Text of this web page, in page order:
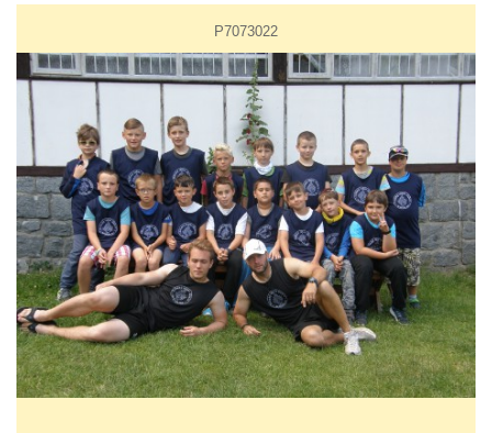
P7073022